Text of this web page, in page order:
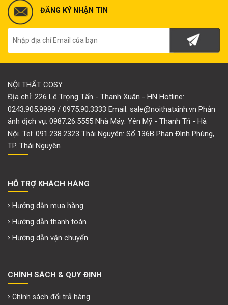
ĐĂNG KÝ NHẬN TIN
NỘI THẤT COSY
Địa chỉ: 226 Lê Trọng Tấn - Thanh Xuân - HN Hotline:
0243.905.9999 / 0975.90.3333 Email: sale@noithatxinh.vn Phản
ánh dịch vụ: 0987.26.5555 Nhà Máy: Yên Mỹ - Thanh Trì - Hà
Nội. Tel: 091.238.2323 Thái Nguyên: Số 136B Phan Đình Phùng,
TP. Thái Nguyên
HỖ TRỢ KHÁCH HÀNG
Hướng dẫn mua hàng
Hướng dẫn thanh toán
Hướng dẫn vận chuyển
CHÍNH SÁCH & QUY ĐỊNH
Chính sách đổi trả hàng